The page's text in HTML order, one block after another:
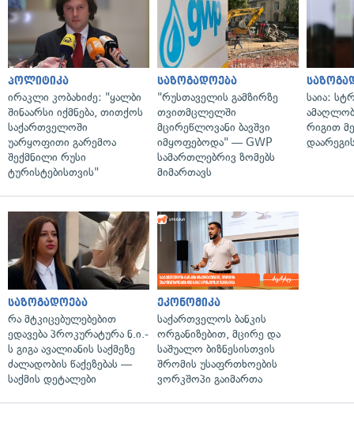
პოლიტიკა
ირაკლი კობახიძე: "ყალბი
შინაარსი იქმნება, თითქოს
საქართველოში
უარყოფითი გარემოა
შექმნილი რუსი
ტურისტებისთვის"
საზოგადოება
"რუსთაველის გამზირზე
თვითმცლელში
მცირეწლოვანი ბავშვი
იმყოფებოდა" — GWP
სამართლებრივ ზომებს
მიმართავს
საია:
რიგით
საზოგადოება
რა მტკიცებულებებით
ედავება პროკურატურა ნ.ი.-
ს გიგა ავალიანის საქმეზე
ძალადობის წაქეზებას —
საქმის დეტალები
ეკონომიკა
საქართველოს ბანკის
ორგანიზებით, მცირე და
საშუალო ბიზნესისთვის
შრომის უსაფრთხოების
ვორკშოპი გაიმართა